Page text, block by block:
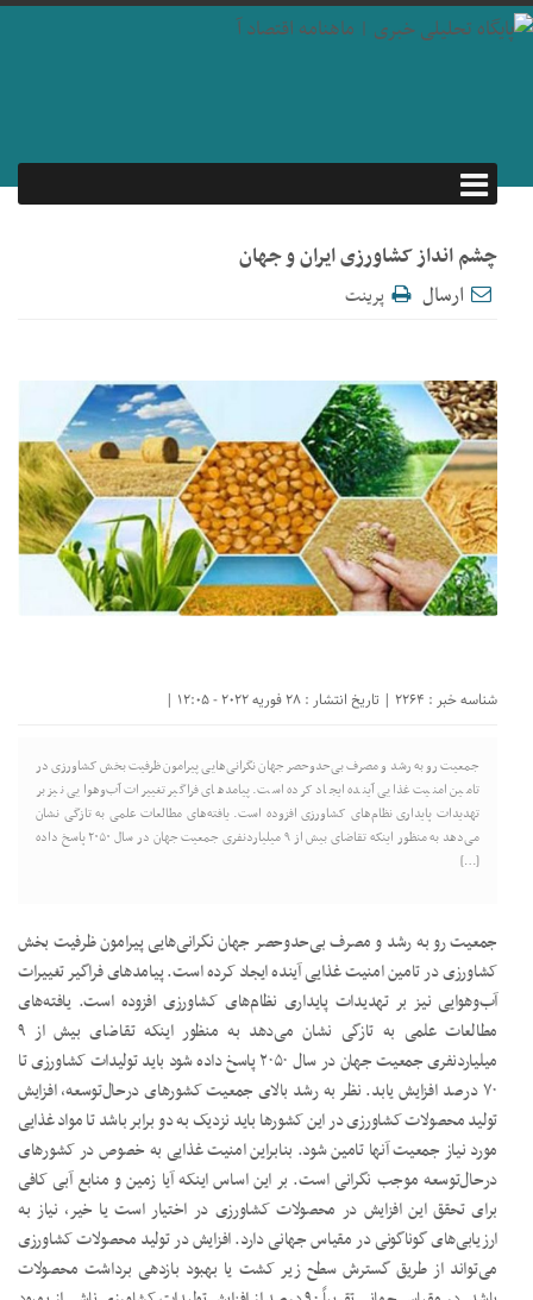
چشم انداز کشاورزی ایران و جهان
ارسال
پرینت
شناسه خبر : 2264 | تاریخ انتشار : 28 فوریه 2022 - 12:05 |
جمعیت رو به رشد و مصرف بی‌حد‌و‌حصر جهان نگرانی‌هایی پیرامون ظرفیت بخش کشاورزی در
تامین امنیت غذایی آینده ایجاد کرده است. پیامدهای فراگیر تغییرات آب‌وهوایی نیز بر
تهدیدات پایداری نظام‌های کشاورزی افزوده است. یافته‌های مطالعات علمی به تازگی نشان
می‌دهد به منظور اینکه تقاضای بیش از ۹ میلیارد‌نفری جمعیت جهان در سال ۲۰۵۰ پاسخ داده
[…]
جمعیت رو به رشد و مصرف بی‌حد‌و‌حصر جهان نگرانی‌هایی پیرامون ظرفیت بخش
کشاورزی در تامین امنیت غذایی آینده ایجاد کرده است. پیامدهای فراگیر تغییرات
آب‌وهوایی نیز بر تهدیدات پایداری نظام‌های کشاورزی افزوده است. یافته‌های
مطالعات علمی به تازگی نشان می‌دهد به منظور اینکه تقاضای بیش از ۹
میلیارد‌نفری جمعیت جهان در سال ۲۰۵۰ پاسخ داده شود باید تولیدات کشاورزی تا
۷۰ درصد افزایش یابد. نظر به رشد بالای جمعیت کشورهای درحال‌توسعه، افزایش
تولید محصولات کشاورزی در این کشورها باید نزدیک به دو برابر باشد تا مواد غذایی
مورد نیاز جمعیت آنها تامین شود. بنابراین امنیت غذایی به خصوص در کشورهای
درحال‌توسعه موجب نگرانی است. بر این اساس اینکه آیا زمین و منابع آبی کافی
برای تحقق این افزایش در محصولات کشاورزی در اختیار است یا خیر، نیاز به
ارزیابی‌های گوناگونی در مقیاس جهانی دارد. افزایش در تولید محصولات کشاورزی
می‌تواند از طریق گسترش سطح زیر کشت یا بهبود بازدهی برداشت محصولات